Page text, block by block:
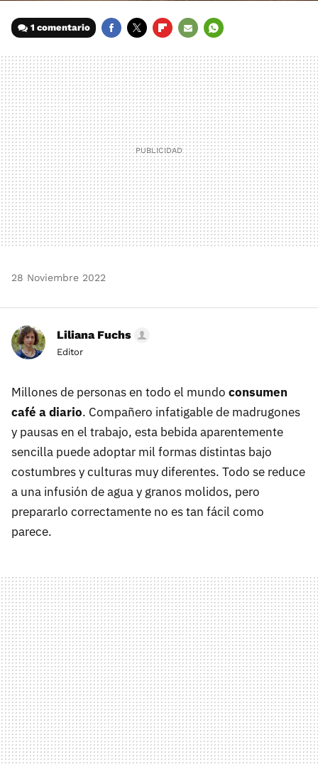
1 comentario
MAIL
28 Noviembre 2022
Liliana Fuchs
Editor
Millones de personas en todo el mundo consumen
café a diario. Compañero infatigable de madrugones
y pausas en el trabajo, esta bebida aparentemente
sencilla puede adoptar mil formas distintas bajo
costumbres y culturas muy diferentes. Todo se reduce
a una infusión de agua y granos molidos, pero
prepararlo correctamente no es tan fácil como
parece.